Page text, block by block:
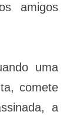
amigos
uma
comete
a